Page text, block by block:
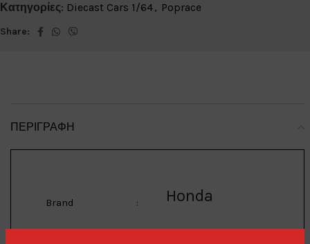
Κατηγορίες: Diecast Cars 1/64, Poprace
Share:
ΠΕΡΙΓΡΑΦΉ
Brand : Honda